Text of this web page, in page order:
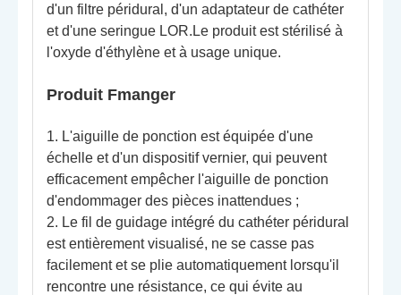
d'un filtre péridural, d'un adaptateur de cathéter
et d'une seringue LOR.Le produit est stérilisé à
l'oxyde d'éthylène et à usage unique.
Produit Fmanger
1. L'aiguille de ponction est équipée d'une
échelle et d'un dispositif vernier, qui peuvent
efficacement empêcher l'aiguille de ponction
d'endommager des pièces inattendues ;
2. Le fil de guidage intégré du cathéter péridural
est entièrement visualisé, ne se casse pas
facilement et se plie automatiquement lorsqu'il
rencontre une résistance, ce qui évite au